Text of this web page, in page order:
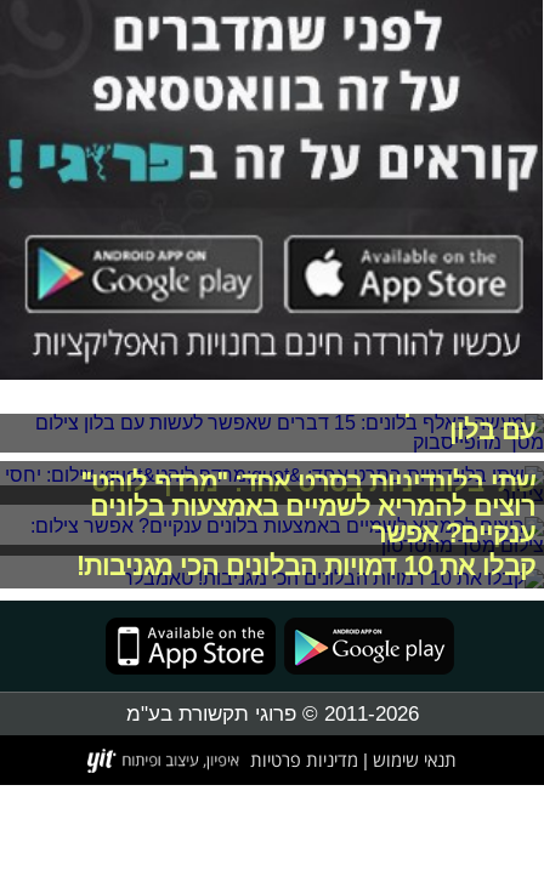
עם בלון
שתי בלונדיניות בסרט אחד: "מרדף לוהט"
רוצים להמריא לשמיים באמצעות בלונים
ענקיים? אפשר
קבלו את 10 דמויות הבלונים הכי מגניבות!
2011-2026 © פרוגי תקשורת בע"מ
תנאי שימוש מדיניות פרטיות